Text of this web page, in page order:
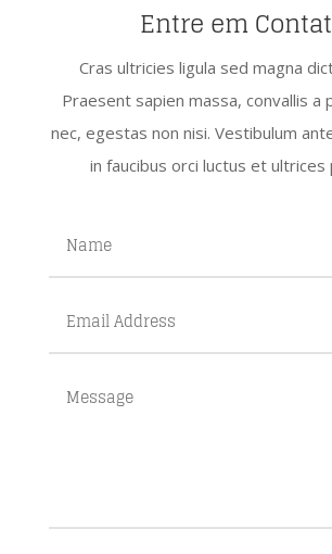
Entre em
Cras ultricies ligula sed magna
Praesent sapien massa, convallis a
nec, egestas non nisi. Vestibulum
in faucibus orci luctus et ultrices